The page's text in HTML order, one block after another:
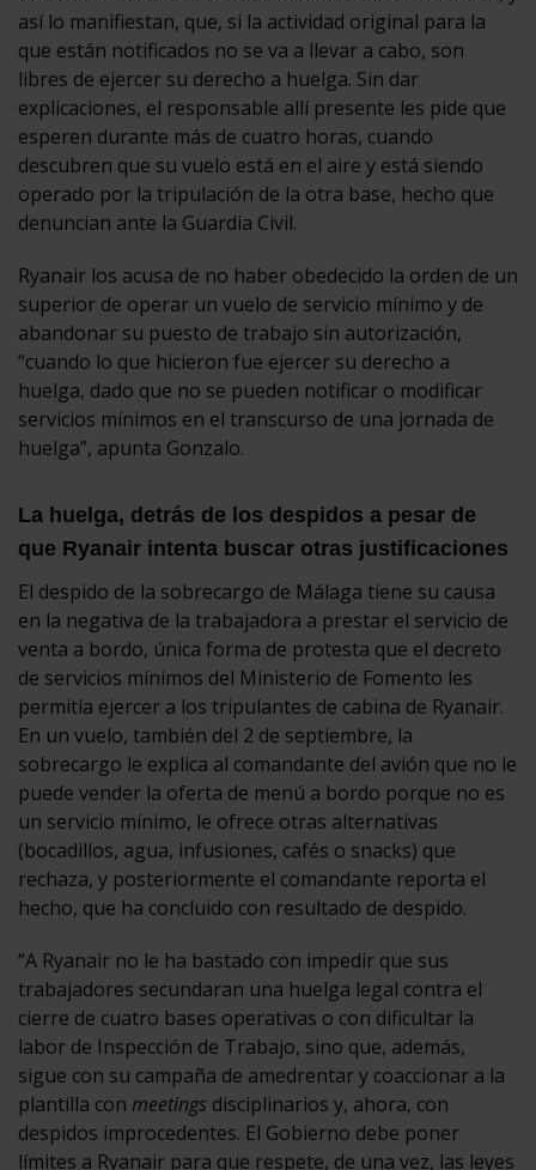
así lo manifiestan, que, si la actividad original para la
que están notificados no se va a llevar a cabo, son
libres de ejercer su derecho a huelga. Sin dar
explicaciones, el responsable allí presente les pide que
esperen durante más de cuatro horas, cuando
descubren que su vuelo está en el aire y está siendo
operado por la tripulación de la otra base, hecho que
denuncian ante la Guardia Civil.
Ryanair los acusa de no haber obedecido la orden de un
superior de operar un vuelo de servicio mínimo y de
abandonar su puesto de trabajo sin autorización,
“cuando lo que hicieron fue ejercer su derecho a
huelga, dado que no se pueden notificar o modificar
servicios mínimos en el transcurso de una jornada de
huelga”, apunta Gonzalo.
La huelga, detrás de los despidos a pesar de
que Ryanair intenta buscar otras justificaciones
El despido de la sobrecargo de Málaga tiene su causa
en la negativa de la trabajadora a prestar el servicio de
venta a bordo, única forma de protesta que el decreto
de servicios mínimos del Ministerio de Fomento les
permitía ejercer a los tripulantes de cabina de Ryanair.
En un vuelo, también del 2 de septiembre, la
sobrecargo le explica al comandante del avión que no le
puede vender la oferta de menú a bordo porque no es
un servicio mínimo, le ofrece otras alternativas
(bocadillos, agua, infusiones, cafés o snacks) que
rechaza, y posteriormente el comandante reporta el
hecho, que ha concluido con resultado de despido.
“A Ryanair no le ha bastado con impedir que sus
trabajadores secundaran una huelga legal contra el
cierre de cuatro bases operativas o con dificultar la
labor de Inspección de Trabajo, sino que, además,
sigue con su campaña de amedrentar y coaccionar a la
plantilla con meetings disciplinarios y, ahora, con
despidos improcedentes. El Gobierno debe poner
límites a Ryanair para que respete, de una vez, las leyes